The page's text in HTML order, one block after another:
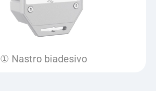
① Nastro biadesivo